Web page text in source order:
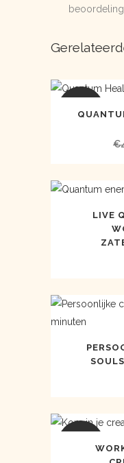
beoordeling
€
LIVE